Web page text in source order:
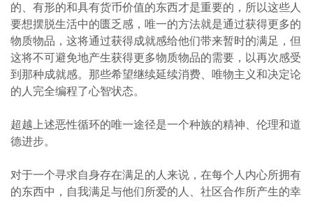
的、有形的和具有货币价值的东西才是重要的，所以这些人
要想摆脱生活中的匮乏感，唯一的方法就是通过获得更多的
物质物品，这将通过获得成就感给他们带来暂时的满足，但
这将不可避免地产生获得更多物质物品的需要，以再次感受
到那种成就感。那些希望继续延续消费、唯物主义和决定论
的人完全编程了心智状态。
超越上述恶性循环的唯一途径是一个种族的精神、伦理和道
德进步。
对于一个寻求自身存在满足的人来说，在每个人内心所拥有
的东西中，自我满足与他们所爱的人、社区合作所产生的幸